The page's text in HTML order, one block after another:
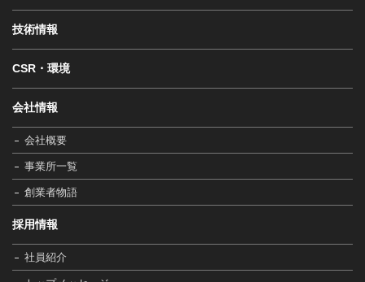
技術情報
CSR・環境
会社情報
会社概要
事業所一覧
創業者物語
採用情報
社員紹介